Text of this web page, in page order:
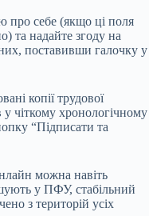
про себе (якщо ці поля
та надайте згоду на
поставивши галочку у
копії трудової
чіткому хронологічному
“Підписати та
можна навіть
у ПФУ, стабільний
з територій усіх